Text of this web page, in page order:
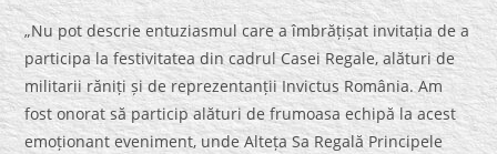
„Nu pot descrie entuziasmul care a îmbrățișat invitația de a
participa la festivitatea din cadrul Casei Regale, alături de
militarii răniți și de reprezentanții Invictus România. Am
fost onorat să particip alături de frumoasa echipă la acest
emoționant eveniment, unde Alteța Sa Regală Principele